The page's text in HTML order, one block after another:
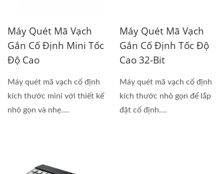
Máy Quét Mã Vạch
Gắn Cố Định Mini Tốc
Độ Cao
Máy quét mã vạch cố định
kích thước mini với thiết kế
nhỏ gọn và nhẹ....
Máy Quét Mã Vạch
Gắn Cố Định Tốc Độ
Cao 32-Bit
Máy quét mã vạch cố định
kích thước nhỏ gọn để lắp
đặt cố định....